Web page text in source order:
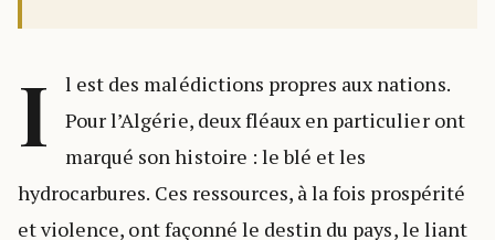
I
l est des malédictions propres aux nations.
Pour l’Algérie, deux fléaux en particulier ont
marqué son histoire : le blé et les
hydrocarbures. Ces ressources, à la fois prospérité
et violence, ont façonné le destin du pays, le liant